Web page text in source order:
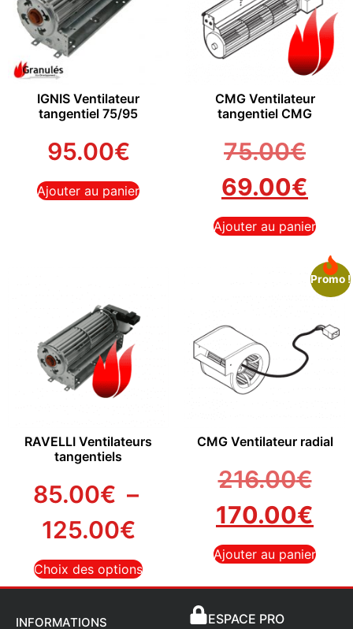
IGNIS Ventilateur
tangentiel 75/95
95.00€
Ajouter au panier
CMG Ventilateur
tangentiel CMG
75.00€
69.00€
Ajouter au panier
RAVELLI Ventilateurs
tangentiels
85.00€ –
125.00€
Choix des options
Promo !
CMG Ventilateur radial
216.00€
170.00€
Ajouter au panier
INFORMATIONS ESPACE PRO